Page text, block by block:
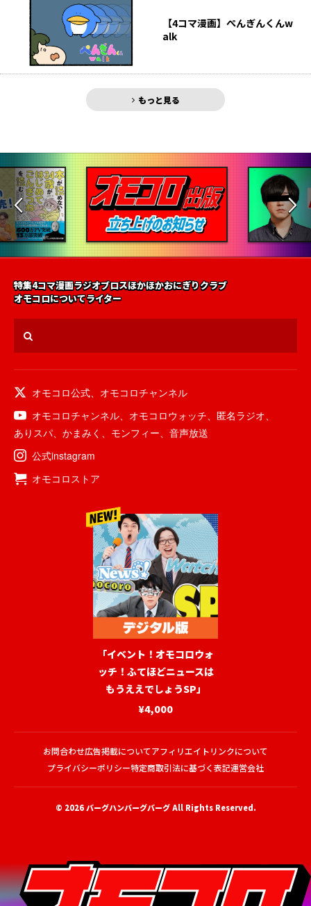
【4コマ漫画】ぺんぎんくんw
alk
もっと見る
特集4コマ漫画ラジオブロスほかほかおにぎりクラブ
オモコロについてライター
オモコロ公式
オモコロチャンネル
オモコロチャンネル
オモコロウォッチ 匿名ラジオ
ありスパ
かまみく モンフィー
音声放送
公式instagram
オモコロストア
「イベント！オモコロウォ
ッチ！ふてほどニュースは
もうええでしょうSP」
¥4,000
お問合わせ広告掲載についてアフィリエイトリンクについて
プライバシーポリシー特定商取引法に基づく表記運営会社
© 2026バーグハンバーグバーグAll Rights Reserved.